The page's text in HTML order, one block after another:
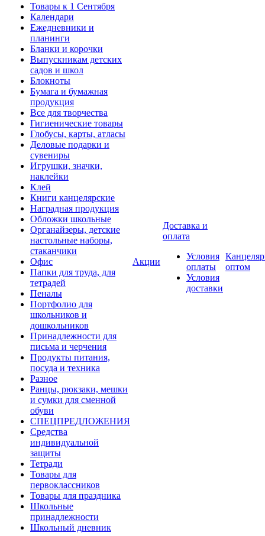
Товары к 1 Сентября
Календари
Ежедневники и
планинги
Бланки и корочки
Выпускникам детских
садов и школ
Блокноты
Бумага и бумажная
продукция
Все для творчества
Гигиенические товары
Глобусы, карты, атласы
Деловые подарки и
сувениры
Игрушки, значки,
наклейки
Клей
Книги канцелярские
Наградная продукция
Обложки школьные
Органайзеры, детские
настольные наборы,
стаканчики
Офис
Папки для труда, для
тетрадей
Пеналы
Портфолио для
школьников и
дошкольников
Принадлежности для
письма и черчения
Продукты питания,
посуда и техника
Разное
Ранцы, рюкзаки, мешки
и сумки для сменной
обуви
СПЕЦПРЕДЛОЖЕНИЯ
Средства
индивидуальной
защиты
Тетради
Товары для
первоклассников
Товары для праздника
Школьные
принадлежности
Школьный дневник
Акции
Доставка и
оплата
Условия
оплаты
Условия
доставки
оптом